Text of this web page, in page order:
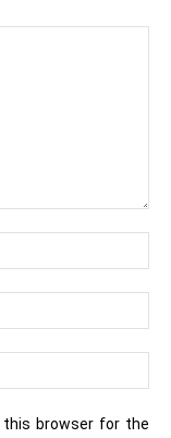
this browser for the